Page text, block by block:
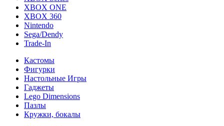
XBOX ONE
XBOX 360
Nintendo
Sega/Dendy
Trade-In
Кастомы
Фигурки
Настольные Игры
Гаджеты
Lego Dimensions
Пазлы
Кружки, бокалы